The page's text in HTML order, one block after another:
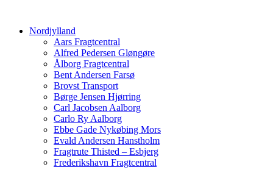
Nordjylland
Aars Fragtcentral
Alfred Pedersen Gløngøre
Ålborg Fragtcentral
Bent Andersen Farsø
Brovst Transport
Børge Jensen Hjørring
Carl Jacobsen Aalborg
Carlo Ry Aalborg
Ebbe Gade Nykøbing Mors
Evald Andersen Hanstholm
Fragtrute Thisted – Esbjerg
Frederikshavn Fragtcentral